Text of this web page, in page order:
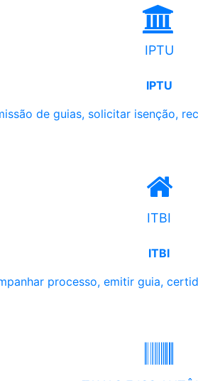
IPTU
IPTU
de guias, solicitar isenção,
ITBI
ITBI
processo, emitir guia,